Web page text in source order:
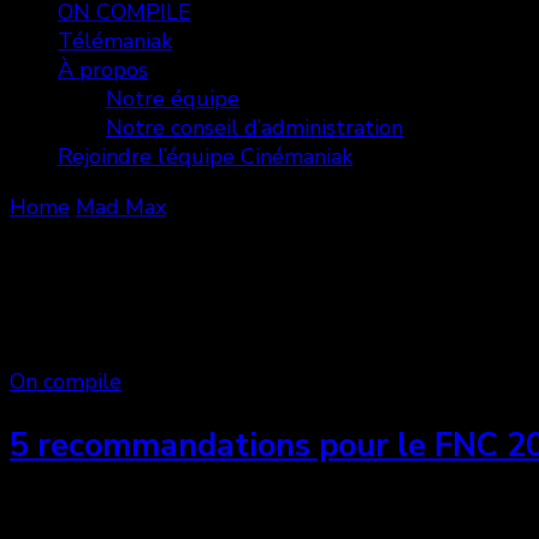
ON COMPILE
Télémaniak
À propos
Notre équipe
Notre conseil d’administration
Rejoindre l’équipe Cinémaniak
Home Mad Max
On compile
5 recommandations pour le FNC